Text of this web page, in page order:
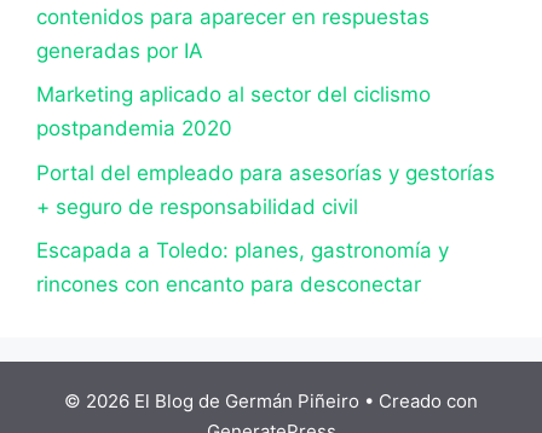
contenidos para aparecer en respuestas
generadas por IA
Marketing aplicado al sector del ciclismo
postpandemia 2020
Portal del empleado para asesorías y gestorías
+ seguro de responsabilidad civil
Escapada a Toledo: planes, gastronomía y
rincones con encanto para desconectar
© 2026 El Blog de Germán Piñeiro • Creado con